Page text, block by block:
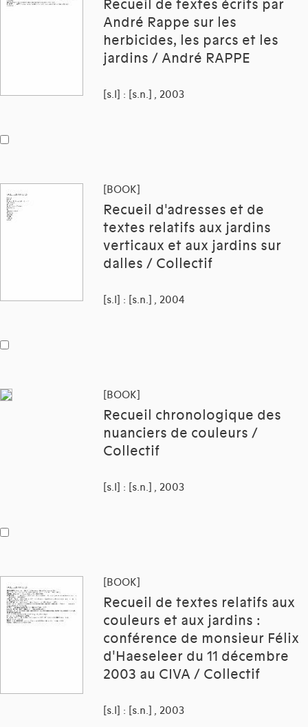
Recueil de textes écrits par
André Rappe sur les
herbicides, les parcs et les
jardins / André RAPPE
[s.l] : [s.n.] , 2003
[BOOK]
Recueil d'adresses et de
textes relatifs aux jardins
verticaux et aux jardins sur
dalles / Collectif
[s.l] : [s.n.] , 2004
[BOOK]
Recueil chronologique des
nuanciers de couleurs /
Collectif
[s.l] : [s.n.] , 2003
[BOOK]
Recueil de textes relatifs aux
couleurs et aux jardins :
conférence de monsieur Félix
d'Haeseleer du 11 décembre
2003 au CIVA / Collectif
[s.l] : [s.n.] , 2003